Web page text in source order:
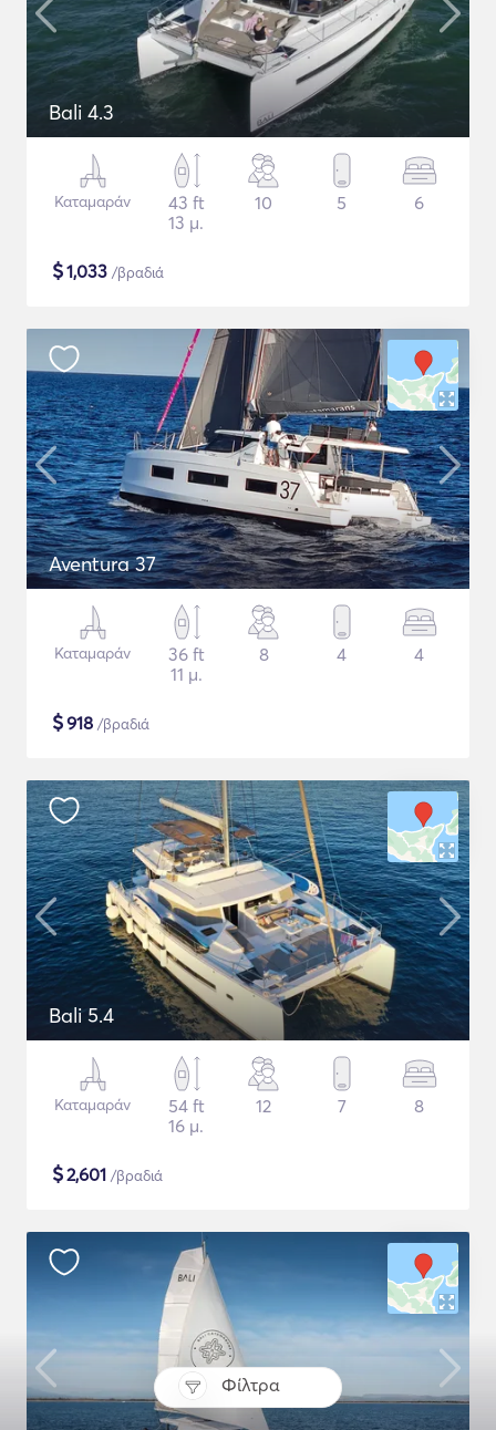
Φίλτρα
Bali 4.3
Καταμαράν
43 ft
13 μ.
10 5 6
$1,033 /βραδιά
Aventura 37
Καταμαράν
36 ft
11 μ.
8 4 4
$918 /βραδιά
Bali 5.4
Καταμαράν
54 ft
16 μ.
12 7 8
$2,601 /βραδιά